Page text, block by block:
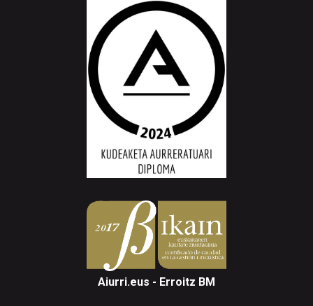
Aiurri.eus - Erroitz BM